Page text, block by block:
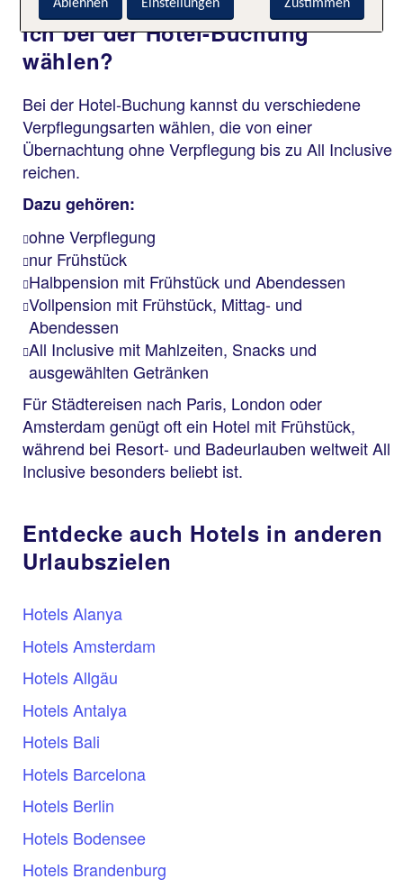
ich bei der Hotel-Buchung
wählen?
Bei der Hotel-Buchung kannst du verschiedene
Verpflegungsarten wählen, die von einer
Übernachtung ohne Verpflegung bis zu All Inclusive
reichen.
Dazu gehören:
ohne Verpflegung
nur Frühstück
Halbpension mit Frühstück und Abendessen
Vollpension mit Frühstück, Mittag- und
Abendessen
All Inclusive mit Mahlzeiten, Snacks und
ausgewählten Getränken
Für Städtereisen nach Paris, London oder
Amsterdam genügt oft ein Hotel mit Frühstück,
während bei Resort- und Badeurlauben weltweit All
Inclusive besonders beliebt ist.
Entdecke auch Hotels in anderen
Urlaubszielen
Hotels Alanya
Hotels Amsterdam
Hotels Allgäu
Hotels Antalya
Hotels Bali
Hotels Barcelona
Hotels Berlin
Hotels Bodensee
Hotels Brandenburg
Zustimmen
Ablehnen Einstellungen